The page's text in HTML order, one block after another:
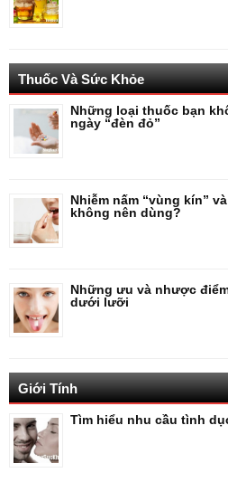
Thuốc Và Sức Khỏe
Những loại thuốc bạn
ngày “đèn đỏ”
Nhiễm nấm “vùng kín”
không nên dùng?
Những ưu và nhược
dưới lưỡi
Giới Tính
Tìm hiểu nhu cầu tình